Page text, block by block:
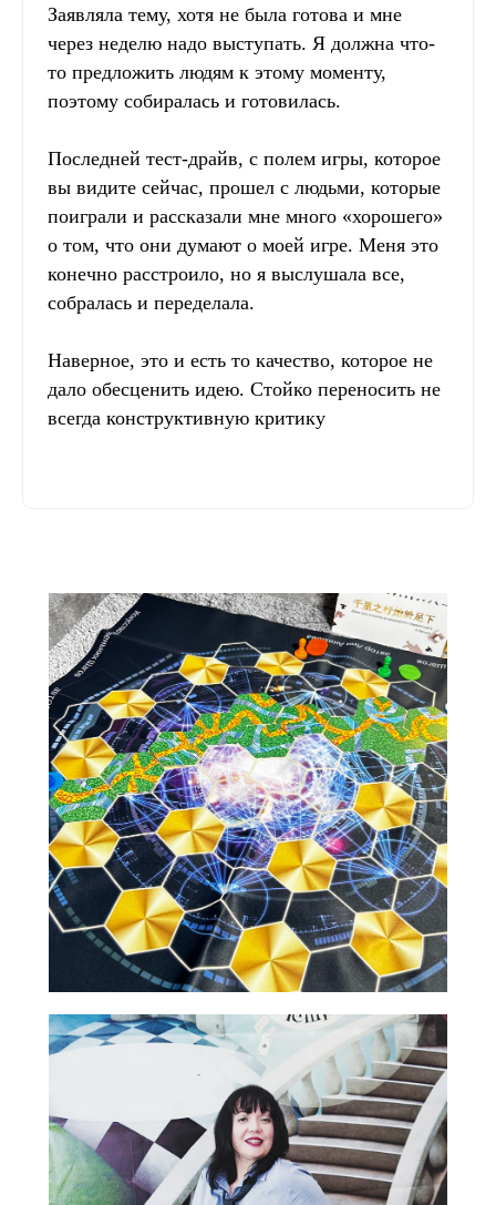
Заявляла тему, хотя не была готова и мне
через неделю надо выступать. Я должна что-
то предложить людям к этому моменту,
поэтому собиралась и готовилась.
Последней тест-драйв, с полем игры, которое
вы видите сейчас, прошел с людьми, которые
поиграли и рассказали мне много «хорошего»
о том, что они думают о моей игре. Меня это
конечно расстроило, но я выслушала все,
собралась и переделала.
Наверное, это и есть то качество, которое не
дало обесценить идею. Стойко переносить не
всегда конструктивную критику